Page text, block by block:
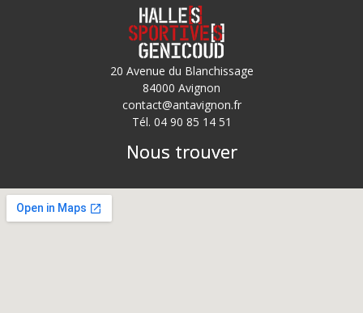
20 Avenue du Blanchissage
84000 Avignon
contact@antavignon.fr
Tél. 04 90 85 14 51
Nous trouver